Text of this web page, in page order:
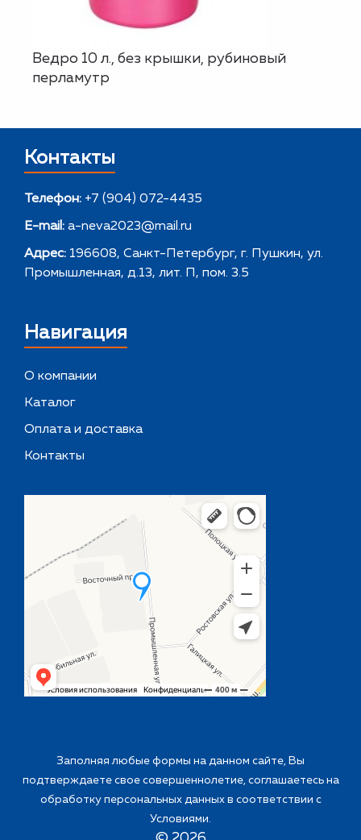
Ведро 10 л., без крышки, рубиновый
перламутр
Контакты
Телефон: +7 (904) 072-4435
E-mail: a-neva2023@mail.ru
Адрес: 196608, Санкт-Петербург, г. Пушкин, ул.
Промышленная, д.13, лит. П, пом. 3.5
Навигация
О компании
Каталог
Оплата и доставка
Контакты
Заполняя любые формы на данном сайте, Вы
подтверждаете свое совершеннолетие, соглашаетесь на
обработку персональных данных в соответствии с
Условиями.